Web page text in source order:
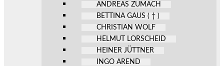
ANDREAS ZUMACH
BETTINA GAUS ( † )
CHRISTIAN WOLF
HELMUT LORSCHEID
HEINER JÜTTNER
INGO AREND